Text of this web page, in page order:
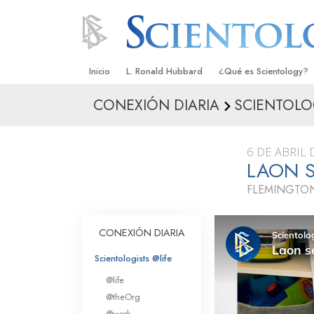
Inicio L. Ronald Hubbard ¿Qué es Scientology?
Creencias y Prácticas
Qué dicen los
Scientology
Conoce a un
Dentro de una Iglesia
Los Principios
Una Introducción a
CONEXIÓN DIARIA
6 DE ABRIL
LAON
CONEXIÓN DIARIA
Scientologists @life
@life
@theOrg